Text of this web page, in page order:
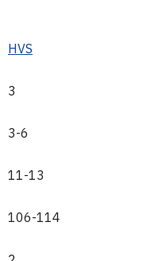
HVS
3
3-6
11-13
106-114